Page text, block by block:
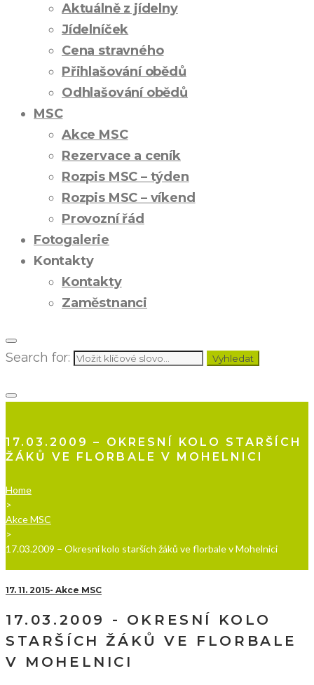
Aktuálně z jídelny
Jídelníček
Cena stravného
Přihlašování obědů
Odhlašování obědů
MSC
Akce MSC
Rezervace a ceník
Rozpis MSC – týden
Rozpis MSC – víkend
Provozní řád
Fotogalerie
Kontakty
Kontakty
Zaměstnanci
Search for: Vyhledat
17.03.2009 – OKRESNÍ KOLO STARŠÍCH
ŽÁKŮ VE FLORBALE V MOHELNICI
Home
>
Akce MSC
>
17.03.2009 – Okresní kolo starších žáků ve florbale v Mohelnici
17. 11. 2015 Akce MSC
17.03.2009 - OKRESNÍ KOLO
STARŠÍCH ŽÁKŮ VE FLORBALE
V MOHELNICI